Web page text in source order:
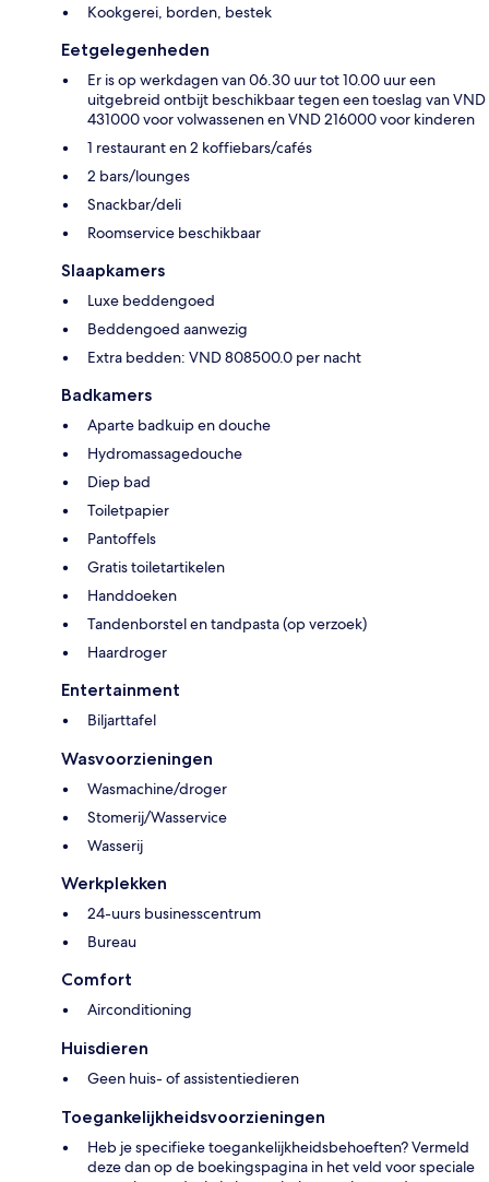
Kookgerei, borden, bestek
Eetgelegenheden
Er is op werkdagen van 06.30 uur tot 10.00 uur een
uitgebreid ontbijt beschikbaar tegen een toeslag van VND
431000 voor volwassenen en VND 216000 voor kinderen
1 restaurant en 2 koffiebars/cafés
2 bars/lounges
Snackbar/deli
Roomservice beschikbaar
Slaapkamers
Luxe beddengoed
Beddengoed aanwezig
Extra bedden: VND 808500.0 per nacht
Badkamers
Aparte badkuip en douche
Hydromassagedouche
Diep bad
Toiletpapier
Pantoffels
Gratis toiletartikelen
Handdoeken
Tandenborstel en tandpasta (op verzoek)
Haardroger
Entertainment
Biljarttafel
Wasvoorzieningen
Wasmachine/droger
Stomerij/Wasservice
Wasserij
Werkplekken
24-uurs businesscentrum
Bureau
Comfort
Airconditioning
Huisdieren
Geen huis- of assistentiedieren
Toegankelijkheidsvoorzieningen
Heb je specifieke toegankelijkheidsbehoeften? Vermeld
deze dan op de boekingspagina in het veld voor speciale